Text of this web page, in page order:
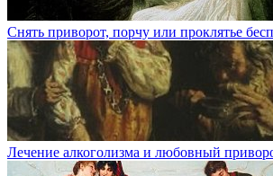
Снять приворот, порчу или проклятье
Лечение алкоголизма и любовный